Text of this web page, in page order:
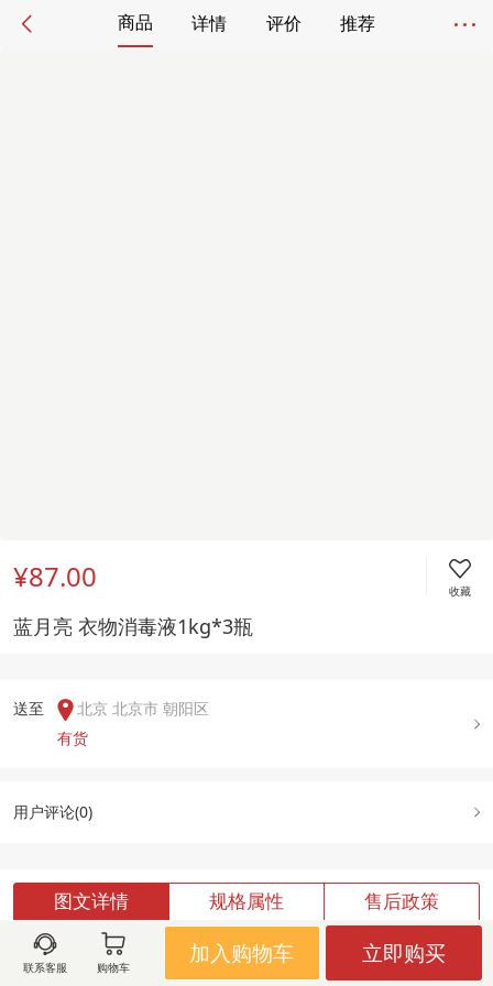
商品 详情 评价 推荐
¥87.00 收藏
蓝月亮 衣物消毒液1kg*3瓶
送至
北京 北京市 朝阳区
有货
用户评论(0)
图文详情 规格属性 售后政策
联系客服 购物车
加入购物车 立即购买